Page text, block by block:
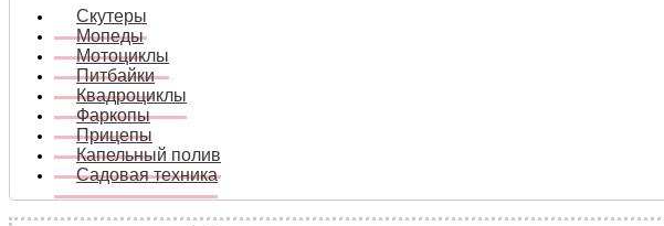
Скутеры
Мопеды
Мотоциклы
Питбайки
Квадроциклы
Фаркопы
Прицепы
Капельный полив
Садовая техника